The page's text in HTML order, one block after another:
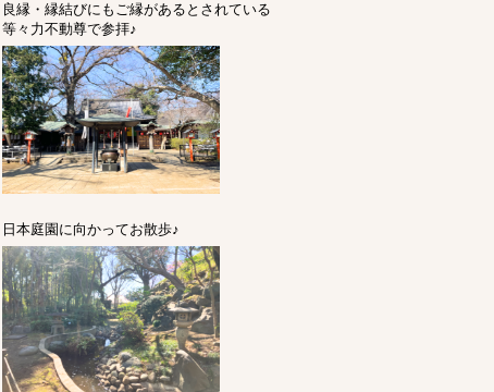
良縁・縁結びにもご縁があるとされている
等々力不動尊で参拝♪
日本庭園に向かってお散歩♪